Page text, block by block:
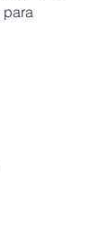
para